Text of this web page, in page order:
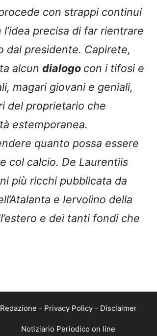
con strappi continui
precisa di far rientrare
dal presidente. Capirete,
alcun dialogo con i tifosi e
magari giovani e geniali,
del proprietario che
estemporanea.
quanto possa essere
col calcio. De Laurentiis
più ricchi pubblicata da
e Iervolino della
e dei tanti fondi che
Redazione - Privacy Policy- Disclaimer
Notiziario Periodico on line